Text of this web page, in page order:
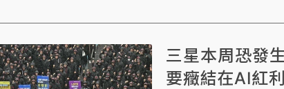
更全面與客戶就價格
三星本周恐發
要癥結在AI紅